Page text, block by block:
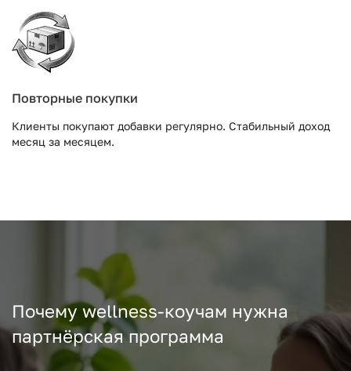
Повторные покупки
Клиенты покупают добавки регулярно. Стабильный доход
месяц за месяцем.
Почему wellness-коучам нужна
партнёрская программа